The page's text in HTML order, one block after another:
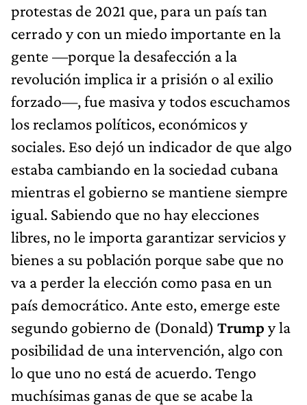
protestas de 2021 que, para un país tan
cerrado y con un miedo importante en la
gente —porque la desafección a la
revolución implica ir a prisión o al exilio
forzado—, fue masiva y todos escuchamos
los reclamos políticos, económicos y
sociales. Eso dejó un indicador de que algo
estaba cambiando en la sociedad cubana
mientras el gobierno se mantiene siempre
igual. Sabiendo que no hay elecciones
libres, no le importa garantizar servicios y
bienes a su población porque sabe que no
va a perder la elección como pasa en un
país democrático. Ante esto, emerge este
segundo gobierno de (Donald) Trump y la
posibilidad de una intervención, algo con
lo que uno no está de acuerdo. Tengo
muchísimas ganas de que se acabe la